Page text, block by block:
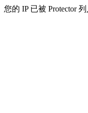
您的 IP 已被 Protector